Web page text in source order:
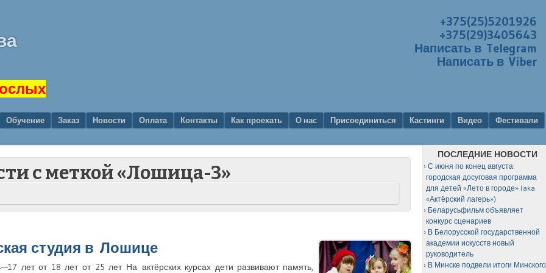
+375(25)5201926
+375(29)3405643
Написать в Telegram
Написать в Viber
Обучение Заказ Новости Оплата Контакты Как проехать О нас Присоединиться Кастинги Видео
Фестивали
с меткой «Лошица-3»
студия в Лошице
лет от 18 лет от 25 лет На актёрских курсах дети развивают память,
ПОСЛЕДНИЕ НОВОСТИ
С июня по конец августа:
городская досуговая программа
для детей «Лето в городе» (aka
«Актёрский лагерь»)
Беларусьфильм объявляет
конкурс сценариев
В Белорусской государственной
академии искусств новый
руководитель
В Минске подвели итоги Минского